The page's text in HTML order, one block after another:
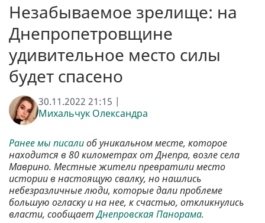
Незабываемое зрелище: на
Днепропетровщине
удивительное место силы
будет спасено
30.11.2022 21:15 |
Михальчук Олександра
Ранее мы писалиоб уникальном месте, которое
находится в 80 километрах от Днепра, возле села
Маврино. Местные жители превратили место
истории в настоящую свалку, но нашлись
небезразличные люди, которые дали проблеме
большую огласку и на нее, к счастью, откликнулись
власти, сообщаетДнепровская Панорама.